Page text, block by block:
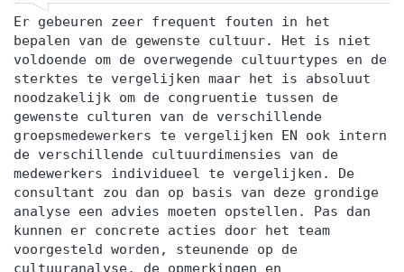
Er gebeuren zeer frequent fouten in het
bepalen van de gewenste cultuur. Het is niet
voldoende om de overwegende cultuurtypes en de
sterktes te vergelijken maar het is absoluut
noodzakelijk om de congruentie tussen de
gewenste culturen van de verschillende
groepsmedewerkers te vergelijken EN ook intern
de verschillende cultuurdimensies van de
medewerkers individueel te vergelijken. De
consultant zou dan op basis van deze grondige
analyse een advies moeten opstellen. Pas dan
kunnen er concrete acties door het team
voorgesteld worden, steunende op de
cultuuranalyse, de opmerkingen en